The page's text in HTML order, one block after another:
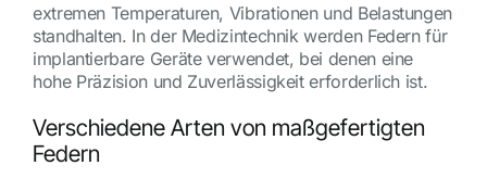
extremen Temperaturen, Vibrationen und Belastungen
standhalten. In der Medizintechnik werden Federn für
implantierbare Geräte verwendet, bei denen eine
hohe Präzision und Zuverlässigkeit erforderlich ist.
Verschiedene Arten von maßgefertigten
Federn